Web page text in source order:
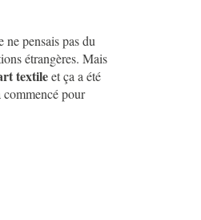
ne pensais pas du
étrangères. Mais
textileet ça a été
commencé pour